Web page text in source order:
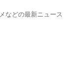
などの最新ニュース